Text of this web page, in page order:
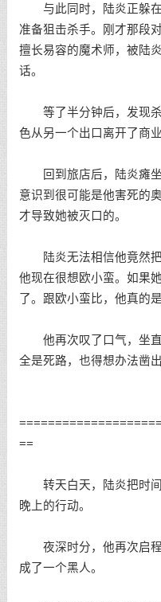
与此同时，陆炎正躲在
准备狙击杀手。刚才那段
擅长易容的魔术师，被陆
话。
等了半分钟后，发现杀
色从另一个出口离开了商业
回到旅店后，陆炎瘫坐
意识到很可能是他害死的
才导致她被灭口的。
陆炎无法相信他竟然把
他现在很想欧小蛮。如果
了。跟欧小蛮比，他真的
他再次叹了口气，坐直
全是死路，也得想办法凿出
==
转天白天，陆炎把时间
晚上的行动。
夜深时分，他再次启程
成了一个黑人。